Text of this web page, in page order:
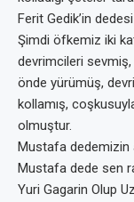
Ferit Gedik’in
Şimdi öfkemiz iki
devrimcileri sevmiş,
önde yürümüş,
kollamış,
olmuştur.
Mustafa dedemizin
Mustafa dede sen
Yuri Gagarin Olup